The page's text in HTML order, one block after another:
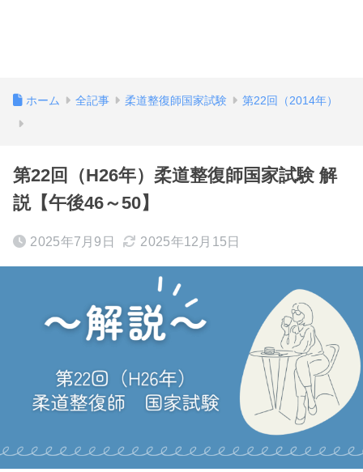
ホーム 全記事 柔道整復師国家試験 第22回（2014年）
第22回（H26年）柔道整復師国家試験 解
説【午後46～50】
2025年7月9日 2025年12月15日